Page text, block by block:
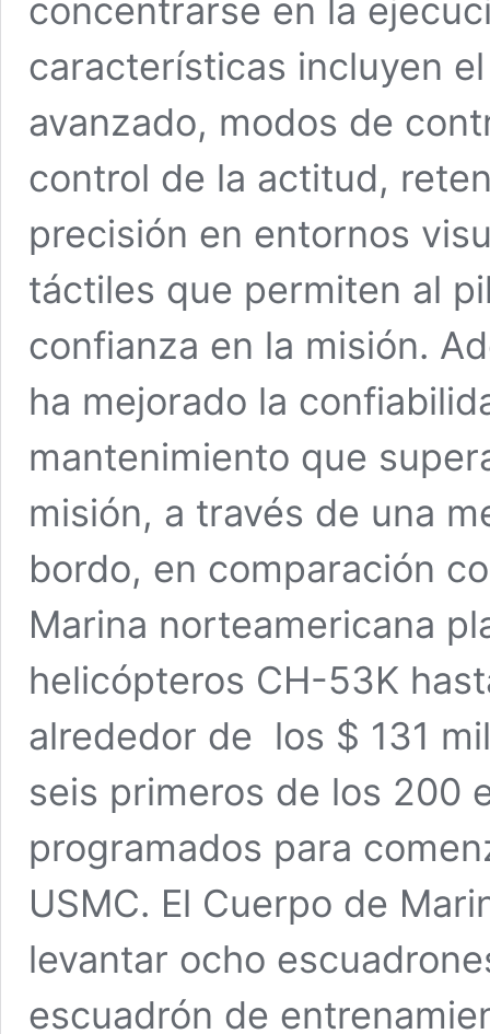
concentrarse en la
características incluyen
avanzado, modos de
control de la actitud,
precisión en entornos
táctiles que permiten al
confianza en la misión.
ha mejorado la
mantenimiento que
misión, a través de una
bordo, en comparación
Marina norteamericana
helicópteros CH-53K
alrededor de los $ 131
seis primeros de los 200
programados para
USMC. El Cuerpo de
levantar ocho
escuadrón de